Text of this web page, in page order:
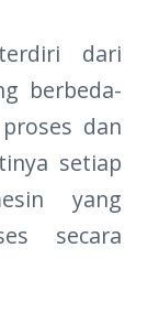
dari
berbeda-
dan
setiap
yang
secara